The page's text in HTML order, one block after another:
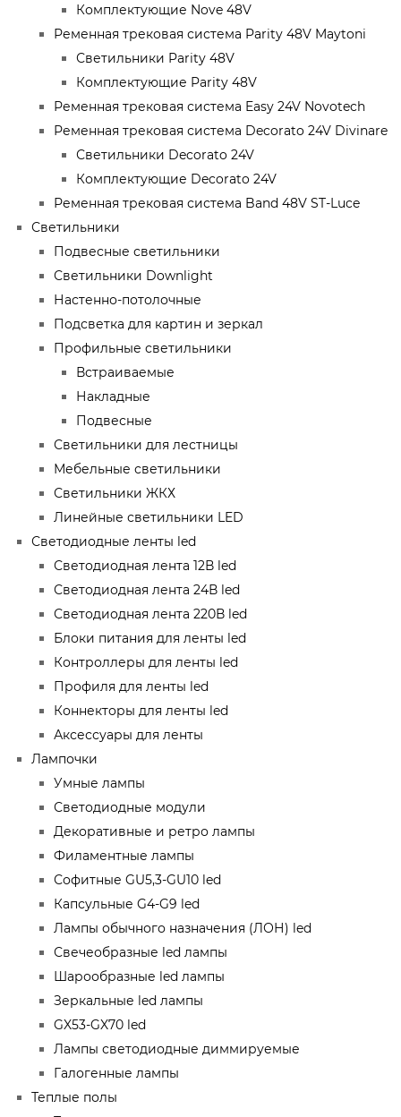
Комплектующие Nove 48V
Ременная трековая система Parity 48V Maytoni
Светильники Parity 48V
Комплектующие Parity 48V
Ременная трековая система Easy 24V Novotech
Ременная трековая система Decorato 24V Divinare
Светильники Decorato 24V
Комплектующие Decorato 24V
Ременная трековая система Band 48V ST-Luce
Светильники
Подвесные светильники
Светильники Downlight
Настенно-потолочные
Подсветка для картин и зеркал
Профильные светильники
Встраиваемые
Накладные
Подвесные
Светильники для лестницы
Мебельные светильники
Светильники ЖКХ
Линейные светильники LED
Светодиодные ленты led
Светодиодная лента 12В led
Светодиодная лента 24В led
Светодиодная лента 220В led
Блоки питания для ленты led
Контроллеры для ленты led
Профиля для ленты led
Коннекторы для ленты led
Аксессуары для ленты
Лампочки
Умные лампы
Светодиодные модули
Декоративные и ретро лампы
Филаментные лампы
Софитные GU5,3-GU10 led
Капсульные G4-G9 led
Лампы обычного назначения (ЛОН) led
Свечеобразные led лампы
Шарообразные led лампы
Зеркальные led лампы
GX53-GX70 led
Лампы светодиодные диммируемые
Галогенные лампы
Теплые полы